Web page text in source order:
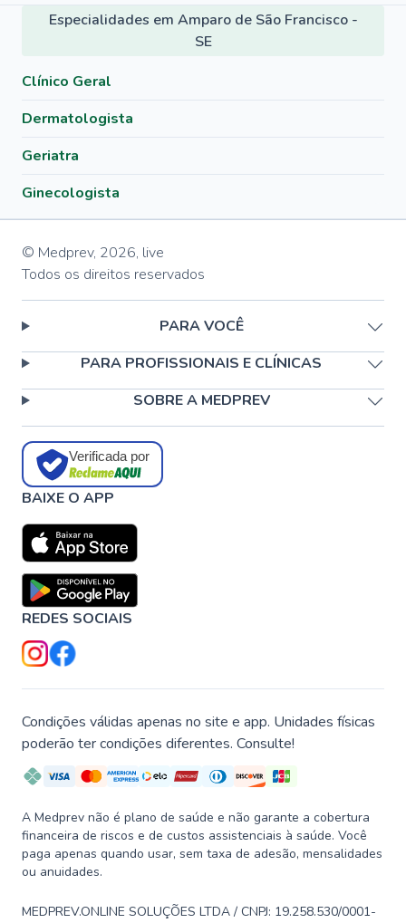
Especialidades em Amparo de São Francisco -
SE
Clínico Geral
Dermatologista
Geriatra
Ginecologista
© Medprev, 2026, live
Todos os direitos reservados
PARA VOCÊ
PARA PROFISSIONAIS E CLÍNICAS
SOBRE A MEDPREV
Verificada por
BAIXE O APP
REDES SOCIAIS
Condições válidas apenas no site e app. Unidades físicas
poderão ter condições diferentes. Consulte!
A Medprev não é plano de saúde e não garante a cobertura
financeira de riscos e de custos assistenciais à saúde. Você
paga apenas quando usar, sem taxa de adesão, mensalidades
ou anuidades.
MEDPREV.ONLINE SOLUÇÕES LTDA / CNPJ: 19.258.530/0001-